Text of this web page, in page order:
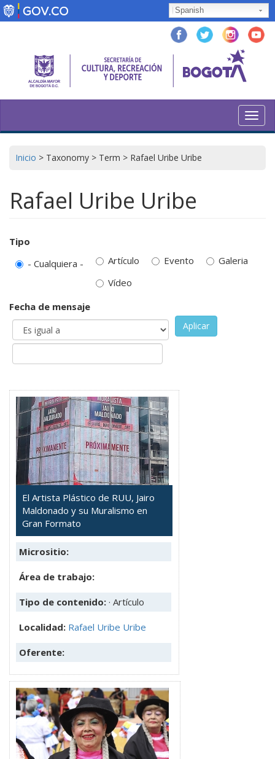
Pasar
al
Spanish
Inicio > Taxonomy > Term > Rafael Uribe Uribe
Rafael Uribe Uribe
Tipo
- Cualquiera -
Artículo Evento
Galeria
Vídeo
Fecha de mensaje
Aplicar
El Artista Plástico de RUU, Jairo
Maldonado y su Muralismo en
Gran Formato
Micrositio:
Área de trabajo:
Tipo de contenido: · Artículo
Localidad: Rafael Uribe Uribe
Oferente: